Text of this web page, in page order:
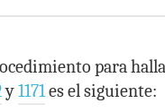
para
y1171es el siguiente: